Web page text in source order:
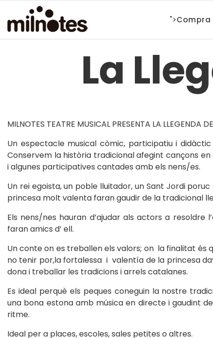
">Compra
La
MILNOTES TEATRE MUSICAL PRESENTA LA LLEGENDA
Un espectacle musical còmic, participatiu i
Conservem la història tradicional afegint cançons
i algunes participatives cantades amb els nens/es.
Un rei egoista, un poble lluitador, un Sant Jordi
princesa molt valenta faran gaudir de la tradicional
Els nens/nes hauran d’ajudar als actors a resoldre
faran amics d’ ell.
Un conte on es treballen els valors; on la finalitat és
no tenir por,la fortalessa i valentía de la princesa
dona i treballar les tradicions i arrels catalanes.
Es ideal perquè els peques coneguin la nostre
una bona estona amb música en directe i gaudint
ritme.
Ideal per a places, escoles, sales petites o altres.